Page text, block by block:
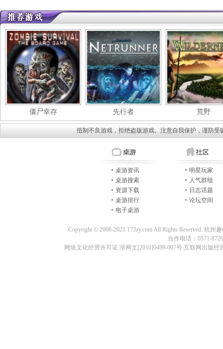
僵尸幸存 先行者 荒野
抵制不良游戏，拒绝盗版游戏。注意自我保护，谨防
桌游资讯
桌游搜索
资源下载
桌游排行
电子桌游
明星玩家
人气群组
日志话题
论坛空间
Copyright © 2008-2021 173zy.com All Rights Reserved. 杭
合作电话：0571-
网络文化经营许可证 浙网文[2010]0499-007号 互联网出版